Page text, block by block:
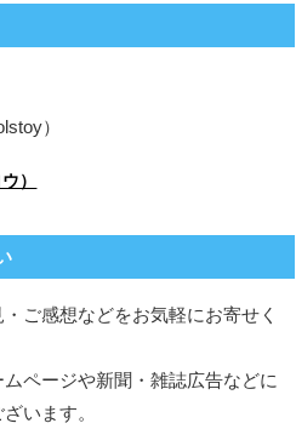
）
）
ご感想などをお気軽にお寄せく
ページや新聞・雑誌広告などに
います。